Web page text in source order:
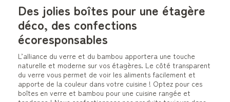
Des jolies boîtes pour une étagère
déco, des confections
écoresponsables
L’alliance du verre et du bambou apportera une touche
naturelle et moderne sur vos étagères. Le côté transparent
du verre vous permet de voir les aliments facilement et
apporte de la couleur dans votre cuisine ! Optez pour ces
boîtes en verre et bambou pour une cuisine rangée et